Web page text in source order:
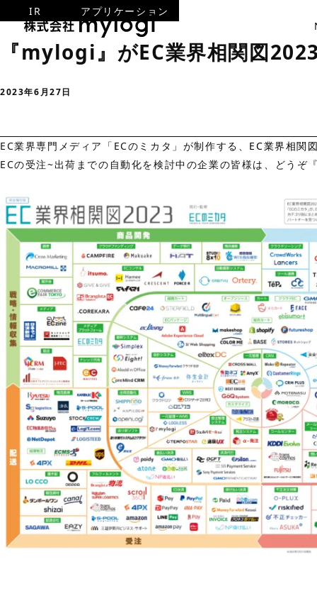
IR アプリケーション
『mylogi』がEC業界相関図
2023年6月27日
EC業界専門メディア「ECのミカタ」が制作する、 EC業界相関
ECの受注~出荷までの自動化を検討中の企業の皆様は、どうぞ